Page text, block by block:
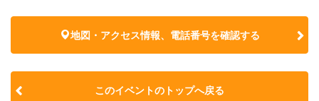
地図・アクセス情報、電話番号を確認する
このイベントのトップへ戻る